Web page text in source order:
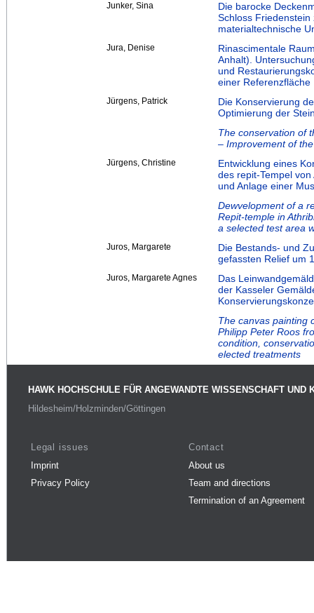
Junker, Sina
Die barocke
Schloss
materialtechnische
Jura, Denise
Rinascimentale
Anhalt).
und
einer Referenzfläche
Jürgens, Patrick
Die Konservierung
Optimierung der
The conservation of
– Improvement of
Jürgens, Christine
Entwicklung eines
des repit-Tempel
und Anlage einer
Dewvelopment of a
Repit-temple in
a selected test area
Juros, Margarete
Die Bestands‐ und
gefassten Relief um
Juros, Margarete Agnes
Das
der Kasseler
The canvas painting
Philipp Peter Roos
condition,
elected treatments
HAWK HOCHSCHULE FÜR ANGEWANDTE WISSENSCHAFT UND
Hildesheim/Holzminden/Göttingen
Legal issues
Imprint
Privacy Policy
Contact
About us
Team and directions
Termination of an Agreement